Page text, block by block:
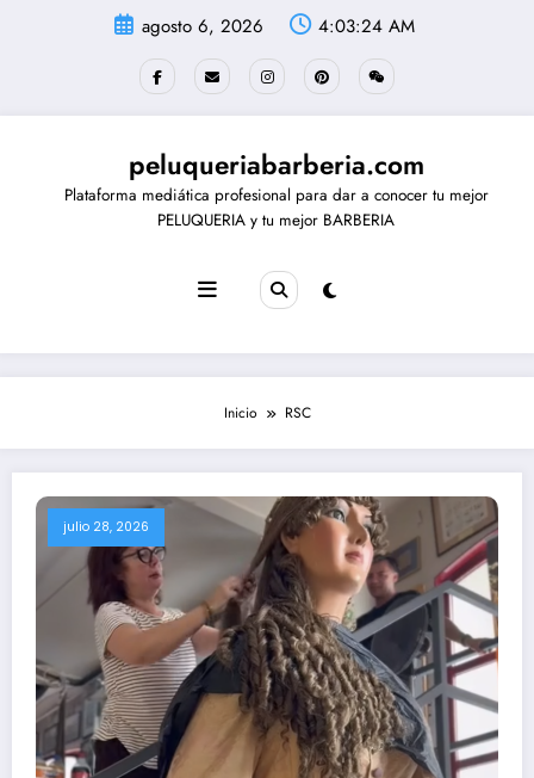
agosto 6, 2026 4:03:25 AM
peluqueriabarberia.com
Plataforma mediática profesional para dar a conocer tu mejor
PELUQUERIA y tu mejor BARBERIA
Inicio RSC
julio 28, 2026